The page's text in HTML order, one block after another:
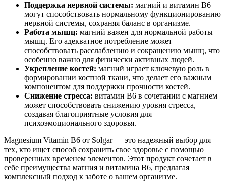
Поддержка нервной системы: магний и витамин B6
могут способствовать нормальному функционированию
нервной системы, сохраняя баланс в организме.
Работа мышц: магний важен для нормальной работы
мышц. Его адекватное потребление может
способствовать расслаблению и сокращению мышц, что
особенно важно для физически активных людей.
Укрепление костей: магний играет ключевую роль в
формировании костной ткани, что делает его важным
компонентом для поддержки прочности костей.
Снижение стресса: витамин B6 в сочетании с магнием
может способствовать снижению уровня стресса,
создавая благоприятные условия для
психоэмоционального здоровья.
Magnesium Vitamin B6 от Solgar — это надежный выбор для
тех, кто ищет способ сохранить свое здоровье с помощью
проверенных временем элементов. Этот продукт сочетает в
себе преимущества магния и витамина B6, предлагая
комплексный подход к заботе о вашем организме.